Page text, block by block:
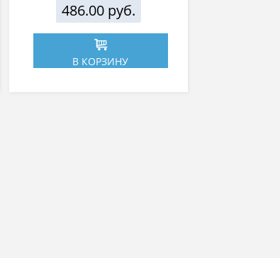
486.00 руб.
В КОРЗИНУ